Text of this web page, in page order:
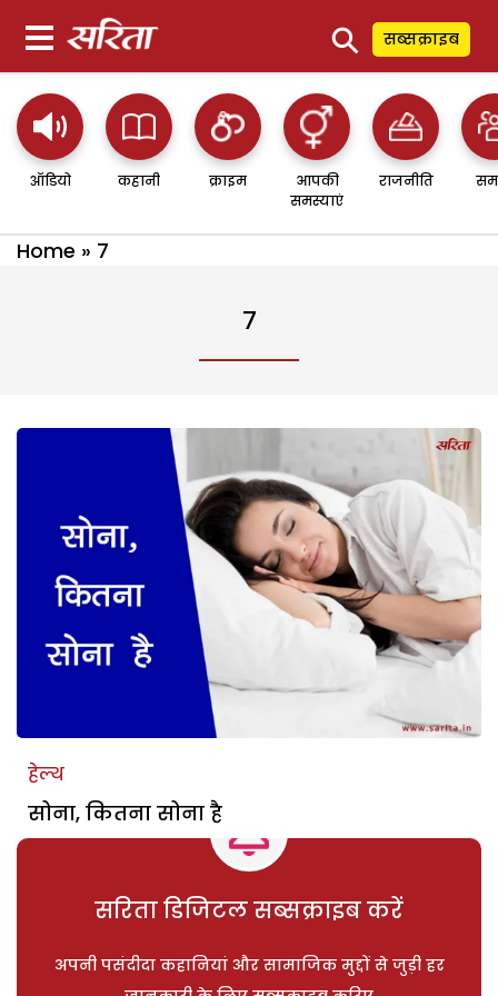
⚲ सब्सक्राइब
ऑडियो कहानी क्राइम
आपकी
समस्याएं
राजनीति
Home » 7
7
हेल्थ
सोना, कितना सोना है
सरिता डिजिटल सब्सक्राइब करें
अपनी पसंदीदा कहानियां और सामाजिक मुद्दों से जुड़ी हर